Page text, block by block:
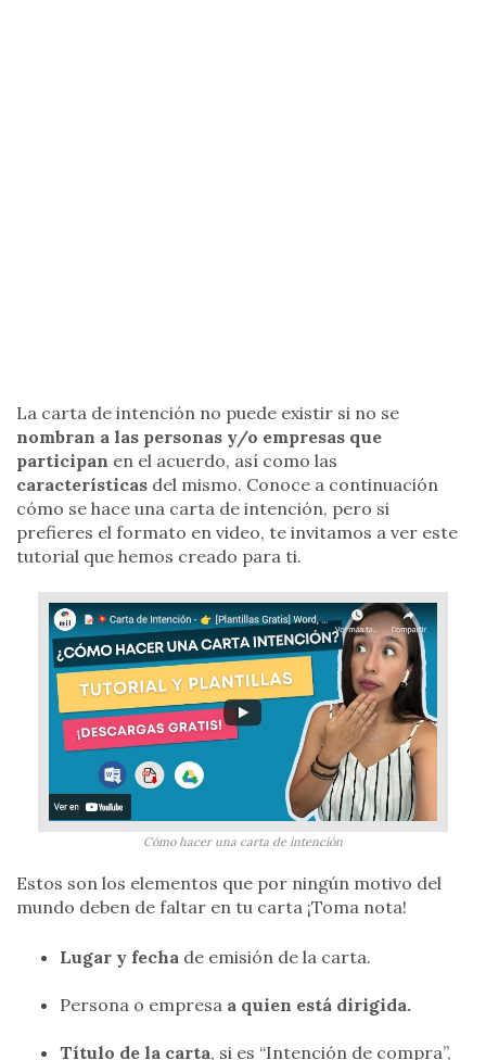
La carta de intención no puede existir si no se
nombran a las personas y/o empresas que
participan en el acuerdo, así como las
características del mismo. Conoce a continuación
cómo se hace una carta de intención, pero si
prefieres el formato en video, te invitamos a ver este
tutorial que hemos creado para ti.
Cómo hacer una carta de intención
Estos son los elementos que por ningún motivo del
mundo deben de faltar en tu carta ¡Toma nota!
Lugar y fecha de emisión de la carta.
Persona o empresa a quien está dirigida.
Título de la carta, si es “Intención de compra”,